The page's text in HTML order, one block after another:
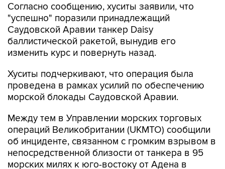
Согласно сообщению, хуситы заявили, что
"успешно" поразили принадлежащий
Саудовской Аравии танкер Daisy
баллистической ракетой, вынудив его
изменить курс и повернуть назад.
Хуситы подчеркивают, что операция была
проведена в рамках усилий по обеспечению
морской блокады Саудовской Аравии.
Между тем в Управлении морских торговых
операций Великобритании (UKMTO) сообщили
об инциденте, связанном с громким взрывом в
непосредственной близости от танкера в 95
морских милях к юго-востоку от Адена в